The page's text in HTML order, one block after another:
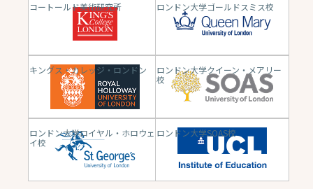
コートールド美術研究所 ロンドン大学ゴールドスミス校
キングス・カレッジ・ロンドン
ロンドン大学クイーン・メアリー
校
ロンドン大学ロイヤル・ホロウェ
イ校
ロンドン大学SOAS校